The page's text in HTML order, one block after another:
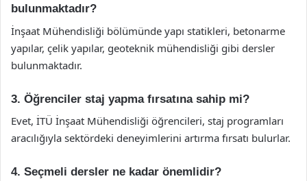
bulunmaktadır?
İnşaat Mühendisliği bölümünde yapı statikleri, betonarme
yapılar, çelik yapılar, geoteknik mühendisliği gibi dersler
bulunmaktadır.
3. Öğrenciler staj yapma fırsatına sahip mi?
Evet, İTÜ İnşaat Mühendisliği öğrencileri, staj programları
aracılığıyla sektördeki deneyimlerini artırma fırsatı bulurlar.
4. Seçmeli dersler ne kadar önemlidir?